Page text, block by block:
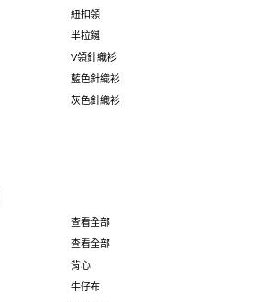
紐扣領
半拉鏈
V領針織衫
藍色針織衫
灰色針織衫
查看全部
查看全部
背心
牛仔布